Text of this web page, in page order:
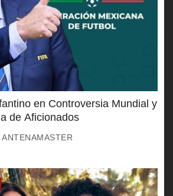
en Controversia Mundial y
de Aficionados
ANTENAMASTER